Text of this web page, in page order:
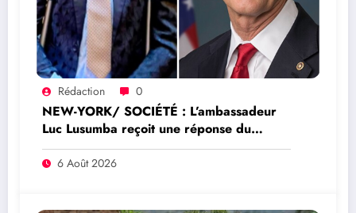
Rédaction 0
NEW-YORK/ SOCIÉTÉ : L’ambassadeur
Luc Lusumba reçoit une réponse du
sénateur Rick Scott sur la protection du
programme Medicaid
6 Août 2026